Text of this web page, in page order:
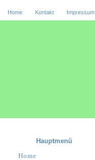
Home Kontakt Impressum
Hauptmenü
Home